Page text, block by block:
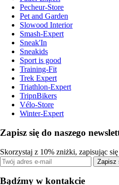
Pecheur-Store
Pet and Garden
Slowood Interior
Smash-Expert
Sneak'In
Sneakids
Sport is good
Training-Fit
Trek Expert
Triathlon-Expert
TripnBikers
Vélo-Store
Winter-Expert
Zapisz się do naszego
Skorzystaj z 10% zniżki, zapisując
Zapisz
Bądźmy w kontakcie